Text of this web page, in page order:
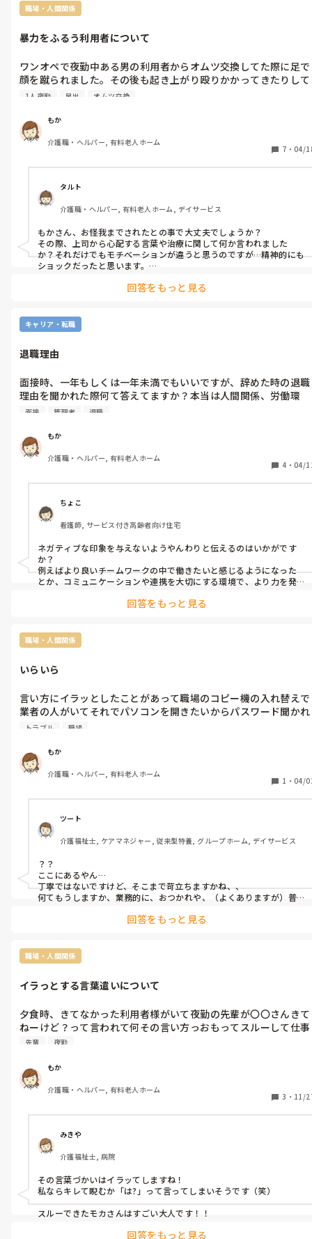
職場・人間関係
暴力をふるう利用者について
ワンオペで夜勤中ある男の利用者からオムツ交換してた際に足で
顔を蹴られました。その後も起き上がり殴りかかってきたりして
ました。それで私は唇を切ってしまい、朝だったので早出に任せ
とと、相性があるから他の職員に頼んでっていわれて〇〇さんも
皆の分手伝う動きをしてくださいって言われて私の対応が悪かっ
たんだって。私はいつも何もしてないみたいな言い方されていら
1人夜勤 早出 オムツ交換
もか
介護職・ヘルパー, 有料老人ホーム
7 ・ 04/
タルト
介護職・ヘルパー, 有料老人ホーム, デイサービス
もかさん、お怪我までされたとの事で大丈夫でしょうか？
その際、上司から心配する言葉や治療に関して何か言われました
か？それだけでもモチベーションが違うと思うのですが…精神的にも
ショックだったと思います。
確かに、この仕事って持ちつ持たれつもあると思うので、暴力を振
「もかさんが何もしていない」というのは、放置している間に、代
でしょうか？
私も相性というか、私はオバサンなので、若い子が好きな利用者か
ら嫌われて物を投げられたり怒鳴られて、たまらず若い子に代わって
もらった事があります。
職務が違ったので、代われる業務が限られましたが、その人のサポ
しれませんね。
もかさんが何もしていないわけではないと自覚がおありだと思いま
すが、チームワークを心掛けてみる良いキッカケになればこれも良
でも、今後も怪我をする事が想定されるのであれば、ワンオペ夜勤
は危険ですね。
回答をもっと見る
キャリア・転職
退職理由
面接時、一年もしくは一年未満でもいいですが、辞めた時の退職
理由を聞かれた際何て答えてますか？本当は人間関係、労働環
境、管理者と合わなかったが理由だけどそれを言うとまずいので
面接 管理者 退職
もか
介護職・ヘルパー, 有料老人ホーム
4 ・ 04/
ちょこ
看護師, サービス付き高齢者向け住宅
ネガティブな印象を与えないようやんわりと伝えるのはいかがです
か？
例えばより良いチームワークの中で働きたいと感じるようになった
とか、コミュニケーションや連携を大切にする環境で、より力を発
こんなことを大切にしている人なんだなと感じさせつつ、退職理由
回答をもっと見る
職場・人間関係
いらいら
言い方にイラッとしたことがあって職場のコピー機の入れ替えで
業者の人がいてそれでパソコンを開きたいからパスワード聞かれ
て教えたけどそれでとならなかったから事務員に、聞いたらここ
けどそのパソコンにはなかったから聞いたのにそんな言い方され
てイラっとして言ってやろうかとおもったけど耐えた。
トラブル 職場
もか
介護職・ヘルパー, 有料老人ホーム
1 ・ 04/
ツート
介護福祉士, ケアマネジャー, 従来型特養, グループホーム, デイサービス
？？
ここにあるやん…
丁寧ではないですけど、そこまで苛立ちますかね、、
何てもうしますか、業務的に、おつかれや、（よくありますが）普
心身に良くないでしょうから、何とか回避の方法があれば、と思い
どは分からなく字面のみでのコメント投稿なんですけど…
回答をもっと見る
職場・人間関係
イラっとする言葉遣いについて
夕食時、きてなかった利用者様がいて夜勤の先輩が〇〇さんきて
ねーけど？って言われて何その言い方っおもってスルーして仕事
してたけど友達じゃないんだから言い方どうにかならんかな。
先輩 夜勤
もか
介護職・ヘルパー, 有料老人ホーム
3 ・ 11/
みきや
介護福祉士, 病院
その言葉づかいはイラッてしますね！
私ならキレて睨むか「は?」って言ってしまいそうです（笑）
スルーできたモカさんはすごい大人です！！
回答をもっと見る